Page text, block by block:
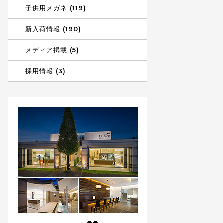
子供用メガネ (119)
新入荷情報 (190)
メディア掲載 (5)
採用情報 (3)